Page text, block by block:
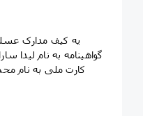
یه کیف مدارک
گواهینامه به نام
کارت ملی به نام